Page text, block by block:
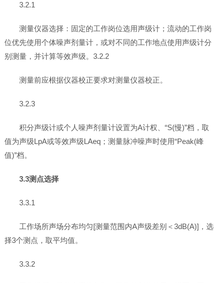
3.2.1
测量仪器选择：固定的工作岗位选用声级计；流动的工作岗
位优先使用个体噪声剂量计，或对不同的工作地点使用声级计分
别测量，并计算等效声级。3.2.2
测量前应根据仪器校正要求对测量仪器校正。
3.2.3
积分声级计或个人噪声剂量计设置为A计权、“S(慢)”档，取
值为声级LpA或等效声级LAeq；测量脉冲噪声时使用“Peak(峰
值)”档。
3.3测点选择
3.3.1
工作场所声场分布均匀[测量范围内A声级差别＜3dB(A)]，选
择3个测点，取平均值。
3.3.2